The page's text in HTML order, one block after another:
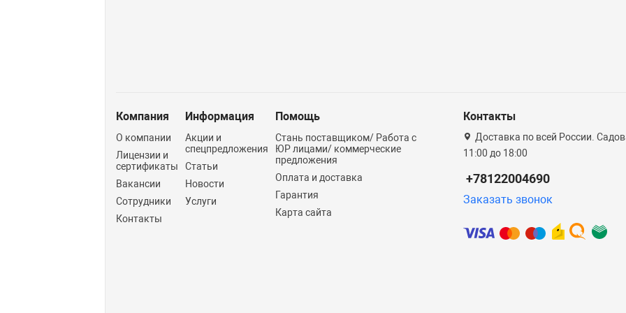
Компания
О компании
Лицензии и
сертификаты
Вакансии
Сотрудники
Контакты
Информация
Акции и
спецпредложения
Статьи
Новости
Услуги
Помощь
Стань поставщиком/ Работа с
ЮР лицами/ коммерческие
предложения
Оплата и доставка
Гарантия
Карта сайта
Контакты
Доставка по всей России.
11:00 до 18:00
+78122004690
Заказать звонок